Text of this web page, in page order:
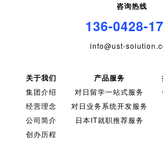
咨询热线
136-0428-
info@ust-
关于我们
集团介绍
经营理念
公司简介
创办历程
产品服务
对日留学一站式服务
对日业务系统开发服务
日本IT就职推荐服务